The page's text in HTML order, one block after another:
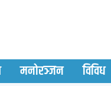
मनोरञ्जन विविध